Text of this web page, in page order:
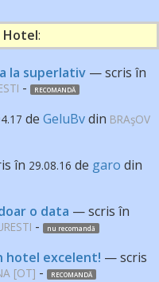
Hotel:
la superlativ — scris în
- RECOMANDĂ
de GeluBvdin BRAşOV
în 29.08.16 de garo din
o data — scris în
- nu recomandă
hotel excelent! — scris
[OT] - RECOMANDĂ